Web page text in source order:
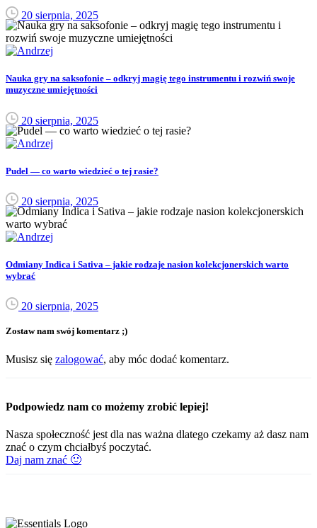
20 sierpnia, 2025
Nauka gry na saksofonie – odkryj magię tego instrumentu i rozwiń swoje
muzyczne umiejętności
20 sierpnia, 2025
Pudel — co warto wiedzieć o tej rasie?
20 sierpnia, 2025
Odmiany Indica i Sativa – jakie rodzaje nasion kolekcjonerskich warto
wybrać
20 sierpnia, 2025
Zostaw nam swój komentarz ;)
Musisz się zalogować, aby móc dodać komentarz.
Podpowiedz nam co możemy zrobić lepiej!
Nasza społeczność jest dla nas ważna dlatego czekamy aż dasz nam
znać o czym chciałbyś poczytać.
Daj nam znać 🙂